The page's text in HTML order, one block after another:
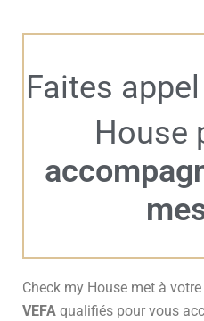
Faites
House
Check my House met à
VEFA qualifiés pour vous